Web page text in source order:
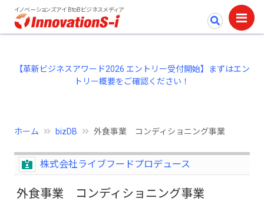
イノベーションズアイ BtoBビジネスメディア
【革新ビジネスアワード2026 エントリー受付開始】まずはエン
トリー概要をご確認ください！
ホーム bizDB 外食事業 コンディショニング事業
株式会社ライブフードプロデュース
外食事業 コンディショニング事業